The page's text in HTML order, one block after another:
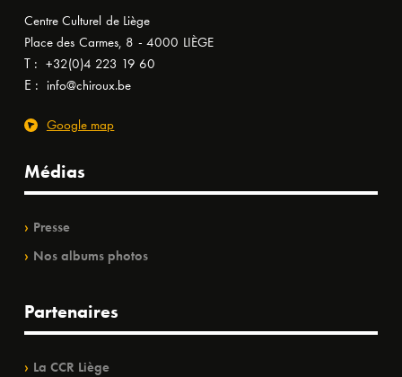
Centre Culturel de Liège
Place des Carmes, 8 - 4000 LIÈGE
T : +32(0)4 223 19 60
E : info@chiroux.be
Google map
Médias
Presse
Nos albums photos
Partenaires
La CCR Liège